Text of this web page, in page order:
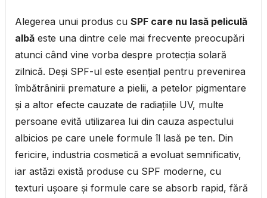
Alegerea unui produs cu SPF care nu lasă peliculă
albăeste una dintre cele mai frecvente preocupări
atunci când vine vorba despre protecția solară
zilnică. Deși SPF-ul este esențial pentru prevenirea
îmbătrânirii premature a pielii, a petelor pigmentare
și a altor efecte cauzate de radiațiile UV, multe
persoane evită utilizarea lui din cauza aspectului
albicios pe care unele formule îl lasă pe ten. Din
fericire, industria cosmetică a evoluat semnificativ,
iar astăzi există produse cu SPF moderne, cu
texturi ușoare și formule care se absorb rapid, fără